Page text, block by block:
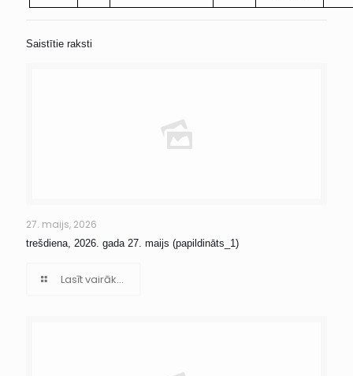
Saistītie raksti
27. maijs, 2026
trešdiena, 2026. gada 27. maijs (papildināts_1)
Lasīt vairāk...